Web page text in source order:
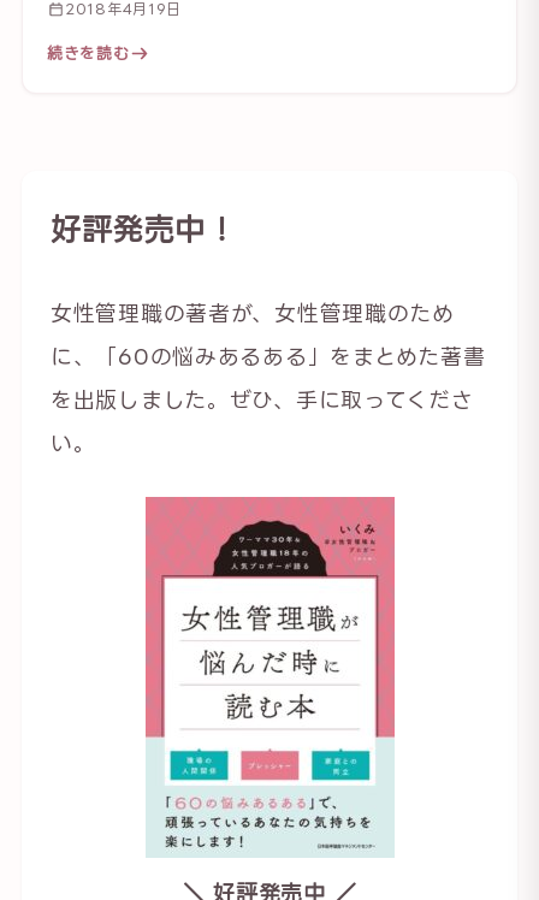
2018年4月19日
続きを読む
好評発売中！
女性管理職の著者が、女性管理職のため
に、「60の悩みあるある」をまとめた著書
を出版しました。ぜひ、手に取ってくださ
い。
＼ 好評発売中 ／